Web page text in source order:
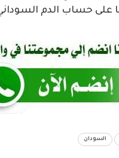
على حساب الدم
السودان